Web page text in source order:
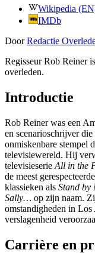
Wikipedia
IMDb
Door Redactie
Regisseur Rob Reiner
overleden.
Introductie
Rob Reiner was een
en scenarioschrijver
onmiskenbare stempel
televisiewereld. Hij
televisieserie All in the
de meest
klassieken als Stand by
Sally… op zijn naam.
omstandigheden in Los
verslagenheid
Carrière en